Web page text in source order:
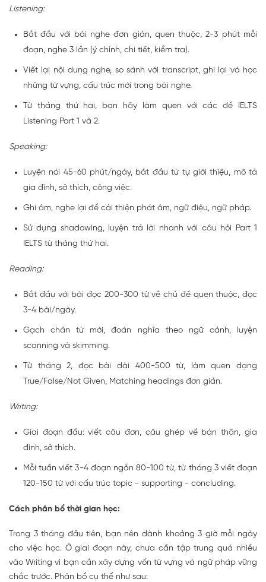
Listening:
Bắt đầu với bài nghe đơn giản, quen thuộc, 2-3 phút mỗi
đoạn, nghe 3 lần (ý chính, chi tiết, kiểm tra).
Viết lại nội dung nghe, so sánh với transcript, ghi lại và học
những từ vựng, cấu trúc mới trong bài nghe.
Từ tháng thứ hai, bạn hãy làm quen với các đề IELTS
Listening Part 1 và 2.
Speaking:
Luyện nói 45-60 phút/ngày, bắt đầu từ tự giới thiệu, mô tả
gia đình, sở thích, công việc.
Ghi âm, nghe lại để cải thiện phát âm, ngữ điệu, ngữ pháp.
Sử dụng shadowing, luyện trả lời nhanh với câu hỏi Part 1
IELTS từ tháng thứ hai.
Reading:
Bắt đầu với bài đọc 200-300 từ về chủ đề quen thuộc, đọc
3-4 bài/ngày.
Gạch chân từ mới, đoán nghĩa theo ngữ cảnh, luyện
scanning và skimming.
Từ tháng 2, đọc bài dài 400-500 từ, làm quen dạng
True/False/Not Given, Matching headings đơn giản.
Writing:
Giai đoạn đầu: viết câu đơn, câu ghép về bản thân, gia
đình, sở thích.
Mỗi tuần viết 3-4 đoạn ngắn 80-100 từ, từ tháng 3 viết đoạn
120-150 từ với cấu trúc topic - supporting - concluding.
Cách phân bổ thời gian học:
Trong 3 tháng đầu tiên, bạn nên dành khoảng 3 giờ mỗi ngày
cho việc học. Ở giai đoạn này, chưa cần tập trung quá nhiều
vào Writing vì bạn cần xây dựng vốn từ vựng và ngữ pháp vững
chắc trước. Phân bổ cụ thể như sau: